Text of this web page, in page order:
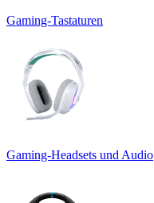
Gaming-Tastaturen
Gaming-Headsets und Audio